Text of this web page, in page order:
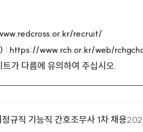
recruit/
: https://www.rch.or.kr/web/
가 다름에 유의하여 주십시오.
규직 기능직 간호조무사 1차 채용